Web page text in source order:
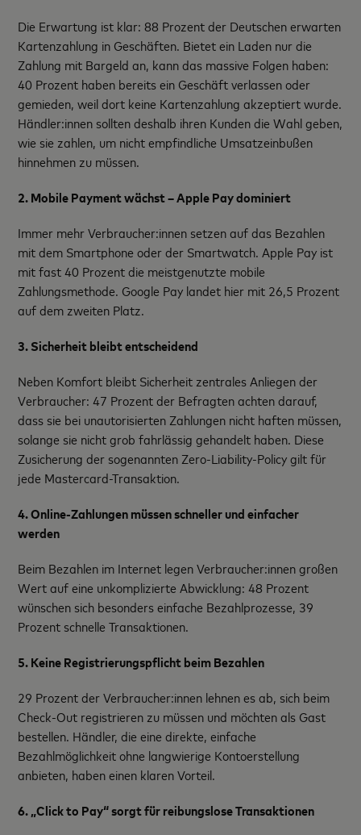
Die Erwartung ist klar: 88 Prozent der Deutschen erwarten
Kartenzahlung in Geschäften. Bietet ein Laden nur die
Zahlung mit Bargeld an, kann das massive Folgen haben:
40 Prozent haben bereits ein Geschäft verlassen oder
gemieden, weil dort keine Kartenzahlung akzeptiert wurde.
Händler:innen sollten deshalb ihren Kunden die Wahl geben,
wie sie zahlen, um nicht empfindliche Umsatzeinbußen
hinnehmen zu müssen.
2. Mobile Payment wächst – Apple Pay dominiert
Immer mehr Verbraucher:innen setzen auf das Bezahlen
mit dem Smartphone oder der Smartwatch. Apple Pay ist
mit fast 40 Prozent die meistgenutzte mobile
Zahlungsmethode. Google Pay landet hier mit 26,5 Prozent
auf dem zweiten Platz.
3. Sicherheit bleibt entscheidend
Neben Komfort bleibt Sicherheit zentrales Anliegen der
Verbraucher: 47 Prozent der Befragten achten darauf,
dass sie bei unautorisierten Zahlungen nicht haften müssen,
solange sie nicht grob fahrlässig gehandelt haben. Diese
Zusicherung der sogenannten Zero-Liability-Policy gilt für
jede Mastercard-Transaktion.
4. Online-Zahlungen müssen schneller und einfacher
werden
Beim Bezahlen im Internet legen Verbraucher:innen großen
Wert auf eine unkomplizierte Abwicklung: 48 Prozent
wünschen sich besonders einfache Bezahlprozesse, 39
Prozent schnelle Transaktionen.
5. Keine Registrierungspflicht beim Bezahlen
29 Prozent der Verbraucher:innen lehnen es ab, sich beim
Check-Out registrieren zu müssen und möchten als Gast
bestellen. Händler, die eine direkte, einfache
Bezahlmöglichkeit ohne langwierige Kontoerstellung
anbieten, haben einen klaren Vorteil.
6. „Click to Pay“ sorgt für reibungslose Transaktionen